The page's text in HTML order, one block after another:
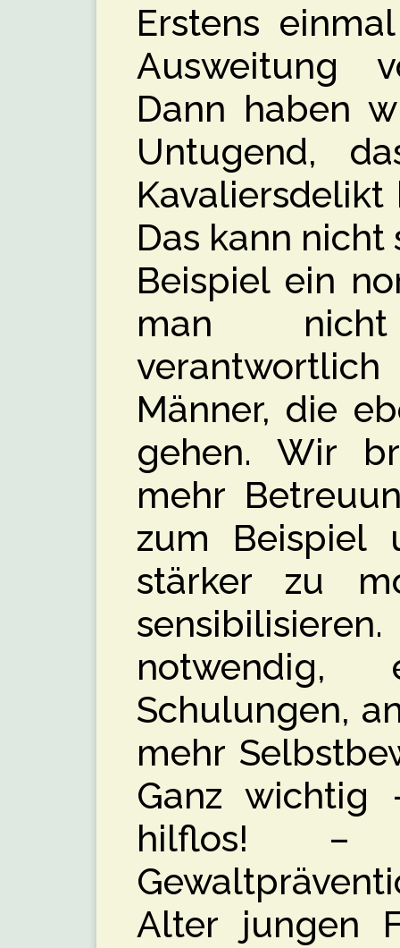
Erstens
Ausweitung
Dann haben
Untugend,
Das kann
Beispiel ein
man
verantwortlich
Männer, die
gehen. Wir
mehr
zum Beispiel
stärker zu
Schulungen,
mehr
Ganz
hilflos!
Alter jungen